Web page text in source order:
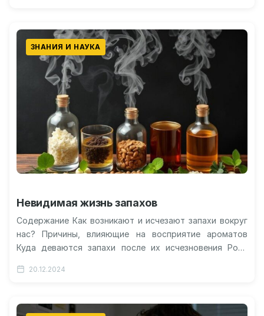
ЗНАНИЯ И НАУКА
Невидимая жизнь запахов
Содержание Как возникают и исчезают запахи вокруг
нас? Причины, влияющие на восприятие ароматов
Куда деваются запахи после их исчезновения Роль
20.12.2024